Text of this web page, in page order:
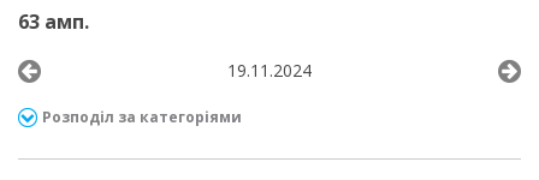
63 амп.
19.11.2024
Розподіл за категоріями